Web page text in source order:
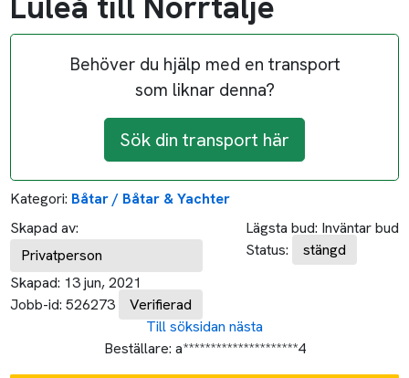
Behöver du hjälp med en transport
som liknar denna?
Sök din transport här
Kategori: Båtar / Båtar & Yachter
Skapad av:
Privatperson
Skapad: 13 jun, 2021
Jobb-id: 526273 Verifierad
Lägsta bud: Inväntar bud
Status:
stängd
Till söksidan nästa
Beställare: a*********************4